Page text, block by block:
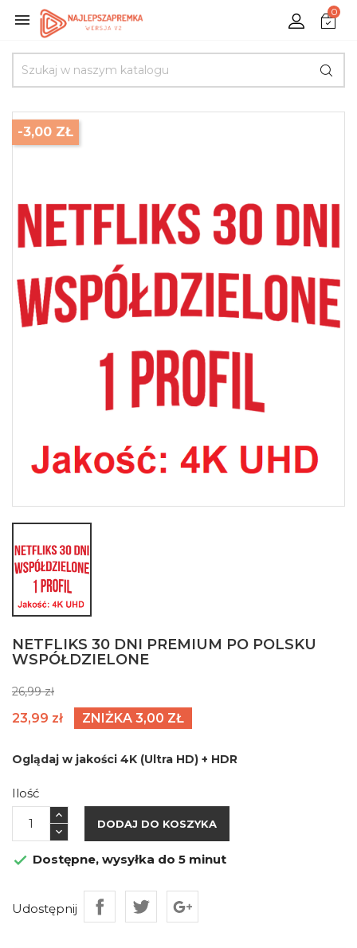
 0
-3,00 ZŁ
NETFLIKS 30 DNI PREMIUM PO POLSKU
WSPÓŁDZIELONE
26,99 zł
23,99 zł ZNIŻKA 3,00 ZŁ
Oglądaj w jakości 4K (Ultra HD) + HDR
Ilość
DODAJ DO KOSZYKA
 Dostępne, wysyłka do 5 minut
Udostępnij